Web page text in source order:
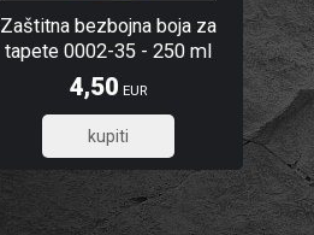
Zaštitna bezbojna boja za
tapete 0002-35 - 250 ml
4,50 EUR
3,60